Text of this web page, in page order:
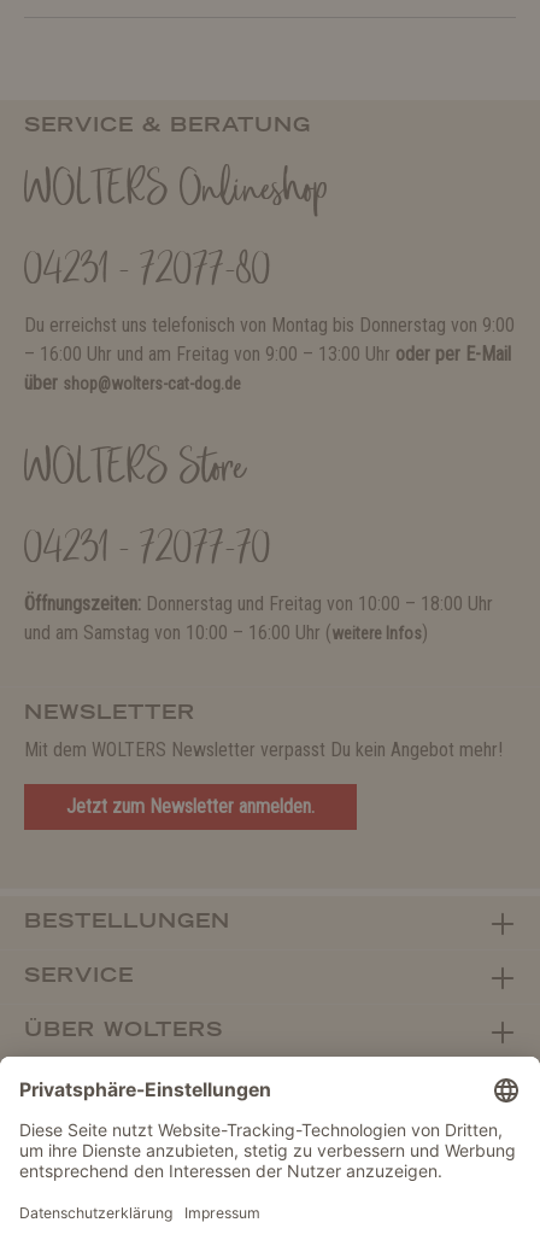
SERVICE & BERATUNG
WOLTERS Onlineshop
04231 - 72077-80
Du erreichst uns telefonisch von Montag bis Donnerstag von 9:00
– 16:00 Uhr und am Freitag von 9:00 – 13:00 Uhr oder per E-Mail
über shop@wolters-cat-dog.de
WOLTERS Store
04231 - 72077-70
Öffnungszeiten: Donnerstag und Freitag von 10:00 – 18:00 Uhr
und am Samstag von 10:00 – 16:00 Uhr (weitere Infos)
NEWSLETTER
Mit dem WOLTERS Newsletter verpasst Du kein Angebot mehr!
Jetzt zum Newsletter anmelden.
BESTELLUNGEN
SERVICE
ÜBER WOLTERS
FACHHANDEL
Vertrag widerrufen